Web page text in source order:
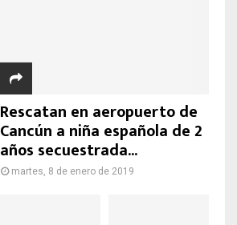
Rescatan en aeropuerto de
Cancún a niña española de 2
años secuestrada...
martes, 8 de enero de 2019